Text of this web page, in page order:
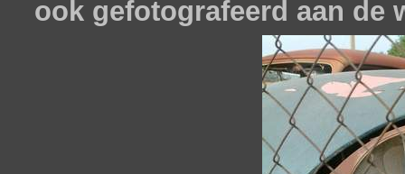
ook gefotografeerd aan de